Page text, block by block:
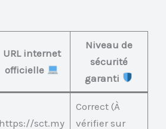
URL internet
officielle
Niveau de
sécurité
garanti
https://sct.my
Correct (À
vérifier sur